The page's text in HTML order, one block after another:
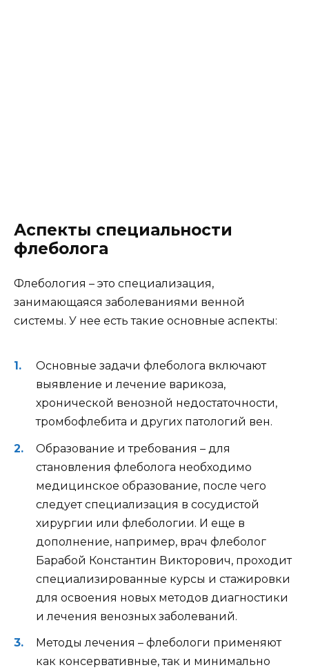
Аспекты специальности
флеболога
Флебология – это специализация,
занимающаяся заболеваниями венной
системы. У нее есть такие основные аспекты:
Основные задачи флеболога включают
выявление и лечение варикоза,
хронической венозной недостаточности,
тромбофлебита и других патологий вен.
Образование и требования – для
становления флеболога необходимо
медицинское образование, после чего
следует специализация в сосудистой
хирургии или флебологии. И еще в
дополнение, например, врач флеболог
Барабой Константин Викторович, проходит
специализированные курсы и стажировки
для освоения новых методов диагностики
и лечения венозных заболеваний.
Методы лечения – флебологи применяют
как консервативные, так и минимально